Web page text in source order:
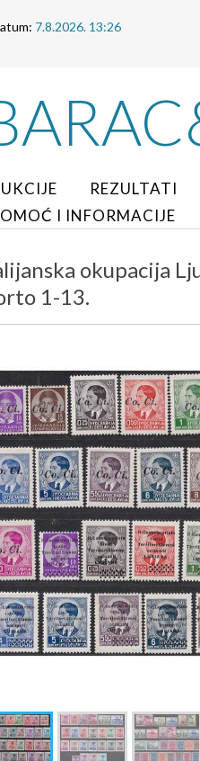
7.8.2026. 13:26
REZULTATI
I INFORMACIJE
okupacija
1-13.